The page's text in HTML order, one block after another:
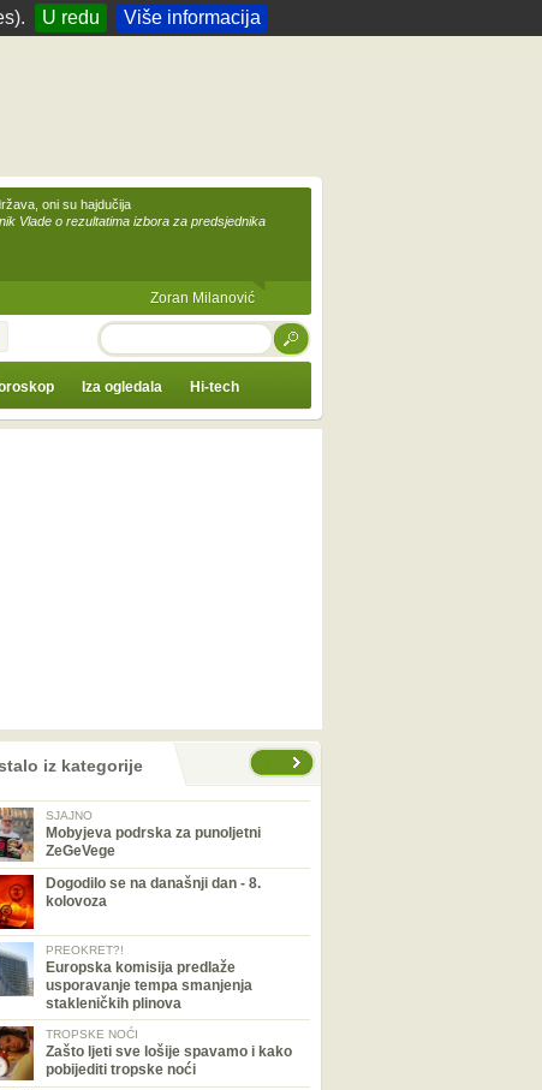
U redu Više informacija
oni su hajdučija
Vlade o rezultatima izbora za predsjednika
Zoran Milanović
TRAŽI
Iza ogledala Hi-tech
iz kategorije
SJAJNO
Mobyjeva podrska za punoljetni
ZeGeVege
Dogodilo se na današnji dan - 8.
kolovoza
PREOKRET?!
Europska komisija predlaže
usporavanje tempa smanjenja
stakleničkih plinova
TROPSKE NOĆI
Zašto ljeti sve lošije spavamo i kako
pobijediti tropske noći